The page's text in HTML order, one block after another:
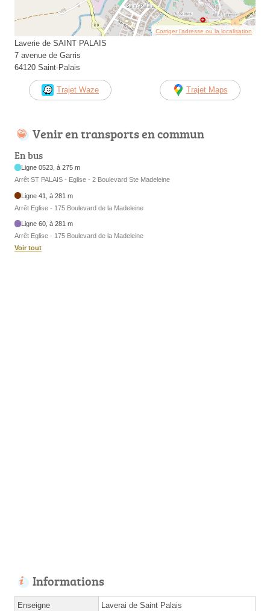
Corriger l’adresse ou la localisation
Laverie de SAINT PALAIS
7 avenue de Garris
64120 Saint-Palais
Trajet Waze Trajet Maps
Venir en transports en commun
En bus
Ligne 0523, à 275 m
Arrêt ST PALAIS - Eglise - 2 Boulevard Ste Madeleine
Ligne 41, à 281 m
Arrêt Eglise - 175 Boulevard de la Madeleine
Ligne 60, à 281 m
Arrêt Eglise - 175 Boulevard de la Madeleine
Voir tout
Informations
Enseigne Laverai de Saint Palais